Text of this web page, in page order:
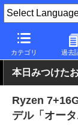
カテゴリ 過去
PC Watch パソ
本日みつけた
Ryzen
デル「オー